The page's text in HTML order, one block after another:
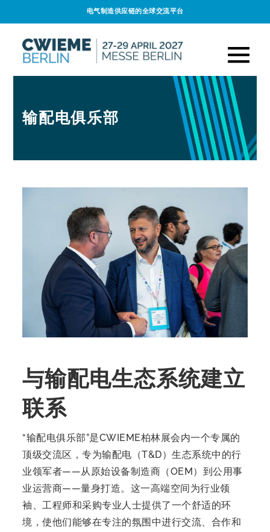
电气制造供应链的全球交流平台
输配电俱乐部
与输配电生态系统建立
联系
“输配电俱乐部”是CWIEME柏林展会内一个专属的
顶级交流区，专为输配电（T&D）生态系统中的行
业领军者——从原始设备制造商（OEM）到公用事
业运营商——量身打造。这一高端空间为行业领
袖、工程师和采购专业人士提供了一个舒适的环
境，使他们能够在专注的氛围中进行交流、合作和